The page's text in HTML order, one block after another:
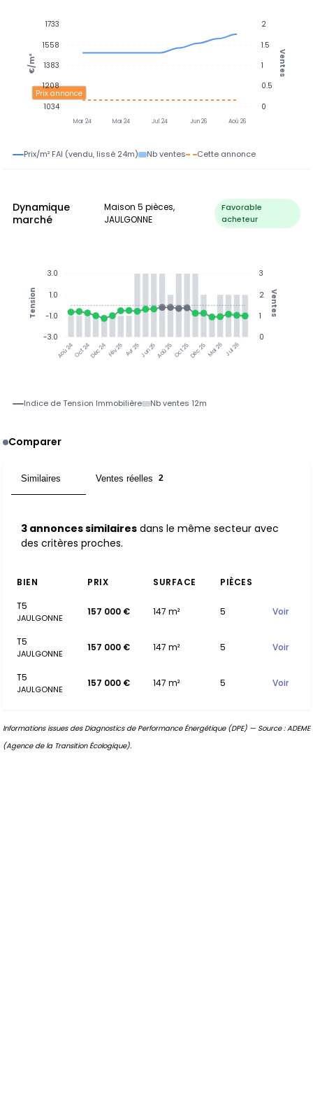
Mar 24 Mai 24 Jul 24 Jun 26 Aoû 26
Prix annonce
2
1.5
1
0.5
0
Ventes
1733
1558
1383
1208
1034
€/m²
Prix/m² FAI (vendu, lissé 24m) Nb ventes Cette annonce
Dynamique
marché
Maison 5 pièces,
JAULGONNE
Favorable
acheteur
Aoû 24Oct 24Déc 24Fév 25 Avr 25Jun 25Aoû 25Oct 25Déc 25Mai 26 Jul 26
3
2
1
0
Ventes
3.0
1.0
-1.0
-3.0
Tension
Indice de Tension Immobilière Nb ventes 12m
Comparer
Similaires Ventes réelles 2
3 annonces similaires dans le même secteur avec
des critères proches.
BIEN PRIX SURFACE
PIÈCES
T5
JAULGONNE
157 000 € 147 m² 5 Voir
T5
JAULGONNE
157 000 € 147 m² 5 Voir
T5
JAULGONNE
157 000 € 147 m² 5 Voir
Informations issues des Diagnostics de Performance Énergétique (DPE) — Source : ADEME
(Agence de la Transition Écologique).